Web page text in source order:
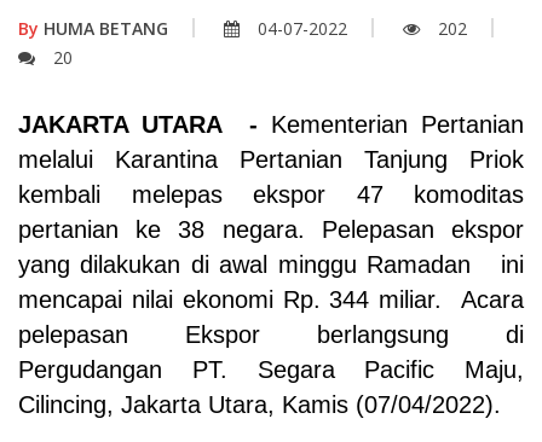
By HUMA BETANG 04-07-2022
202
20
JAKARTA UTARA - Kementerian Pertanian
melalui Karantina Pertanian Tanjung Priok
kembali melepas ekspor 47 komoditas
pertanian ke 38 negara. Pelepasan ekspor
yang dilakukan di awal minggu Ramadan ini
mencapai nilai ekonomi Rp. 344 miliar. Acara
pelepasan Ekspor berlangsung di
Pergudangan PT. Segara Pacific Maju,
Cilincing, Jakarta Utara, Kamis (07/04/2022).